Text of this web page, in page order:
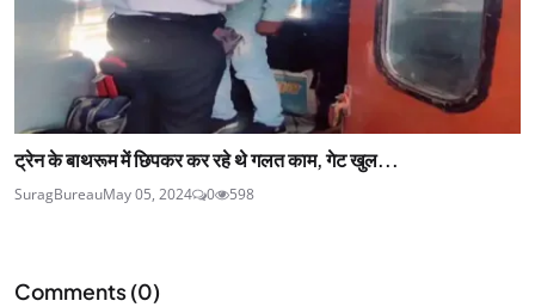
ट्रेन के बाथरूम में छिपकर कर रहे थे गलत काम, गेट खुल...
SuragBureauMay 05, 2024 0 598
Comments (0)